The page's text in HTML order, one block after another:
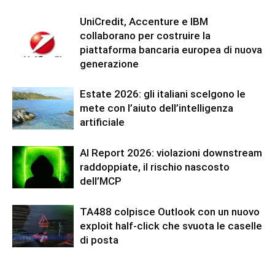
UniCredit, Accenture e IBM
collaborano per costruire la
piattaforma bancaria europea di nuova
generazione
Estate 2026: gli italiani scelgono le
mete con l’aiuto dell’intelligenza
artificiale
AI Report 2026: violazioni downstream
raddoppiate, il rischio nascosto
dell’MCP
TA488 colpisce Outlook con un nuovo
exploit half-click che svuota le caselle
di posta